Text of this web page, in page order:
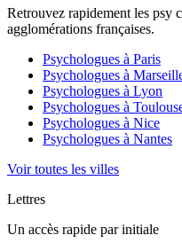
Retrouvez rapidement les psy
agglomérations françaises.
Psychologues à Paris
Psychologues à
Psychologues à Lyon
Psychologues à
Psychologues à Nice
Psychologues à Nantes
Voir toutes les villes
Lettres
Un accès rapide par initiale